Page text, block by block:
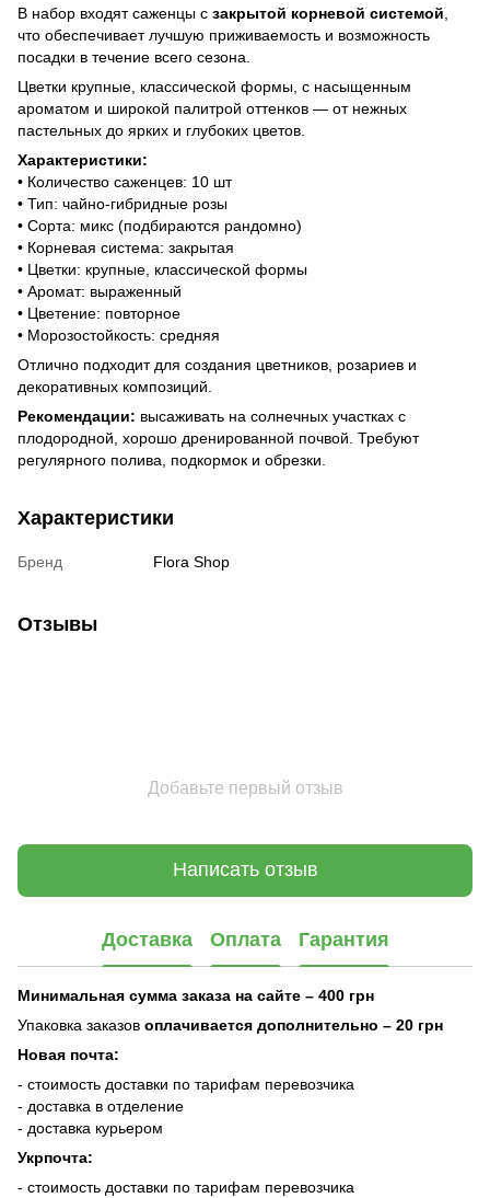
В набор входят саженцы с закрытой корневой системой
что обеспечивает лучшую приживаемость и возможность
посадки в течение всего сезона.
Цветки крупные, классической формы, с насыщенным
ароматом и широкой палитрой оттенков — от нежных
пастельных до ярких и глубоких цветов.
Характеристики:
• Количество саженцев: 10 шт
• Тип: чайно-гибридные розы
• Сорта: микс (подбираются рандомно)
• Корневая система: закрытая
• Цветки: крупные, классической формы
• Аромат: выраженный
• Цветение: повторное
• Морозостойкость: средняя
Отлично подходит для создания цветников, розариев и
декоративных композиций.
Рекомендации: высаживать на солнечных участках с
плодородной, хорошо дренированной почвой. Требуют
регулярного полива, подкормок и обрезки.
Характеристики
Бренд Flora Shop
Отзывы
Добавьте первый отзыв
Написать отзыв
Доставка Оплата Гарантия
Минимальная сумма заказа на сайте – 400 грн
Упаковка заказов оплачивается дополнительно – 20 грн
Новая почта:
- стоимость доставки по тарифам перевозчика
- доставка в отделение
- доставка курьером
Укрпочта:
- стоимость доставки по тарифам перевозчика